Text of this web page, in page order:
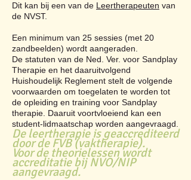
Dit kan bij een van de Leertherapeuten van
de NVST.
Een minimum van 25 sessies (met 20
zandbeelden) wordt aangeraden.
De statuten van de Ned. Ver. voor Sandplay
Therapie en het daaruitvolgend
Huishoudelijk Reglement stelt de volgende
voorwaarden om toegelaten te worden tot
de opleiding en training voor Sandplay
therapie. Daaruit voortvloeiend kan een
student-lidmaatschap worden aangevraagd.
De leertherapie is geaccrediteerd
door de FVB (vaktherapie).
Voor de theorielessen wordt
accreditatie bij NVO/NIP
aangevraagd.